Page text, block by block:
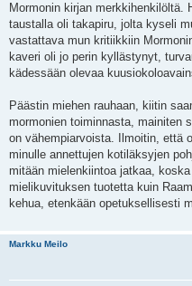
Mormonin kirjan merkkihenkilöltä.
taustalla oli takapiru, jolta kyseli
vastattava mun kritiikkiin
kaveri oli jo perin kyllästynyt,
kädessään olevaa
Päästin miehen rauhaan, kiitin
mormonien toiminnasta, mainiten
on vähempiarvoista. Ilmoitin, että
minulle annettujen kotiläksyjen
mitään mielenkiintoa jatkaa,
mielikuvituksen tuotetta kuin
kehua, etenkään opetuksellisesti
Markku Meilo